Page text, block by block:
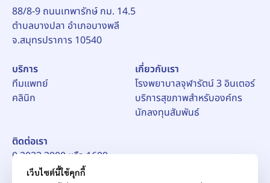
88/8-9 ถนนเทพารักษ์ กม. 14.5
ตำบลบางปลา อำเภอบางพลี
จ.สมุทรปราการ 10540
บริการ
ทีมแพทย์
คลินิก
เกี่ยวกับเรา
โรงพยาบาลจุฬารัตน์ 3 อินเตอร์
บริการสุขภาพสำหรับองค์กร
นักลงทุนสัมพันธ์
ติดต่อเรา
0 2033 2900 หรือ 1609
อีเมล์:pr_ch3@chularat.com
เว็บไซต์นี้ใช้คุกกี้